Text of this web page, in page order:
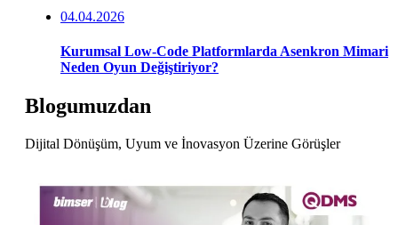
04.04.2026
Kurumsal Low-Code Platformlarda Asenkron Mimari
Neden Oyun Değiştiriyor?
Blogumuzdan
Dijital Dönüşüm, Uyum ve İnovasyon Üzerine Görüşler